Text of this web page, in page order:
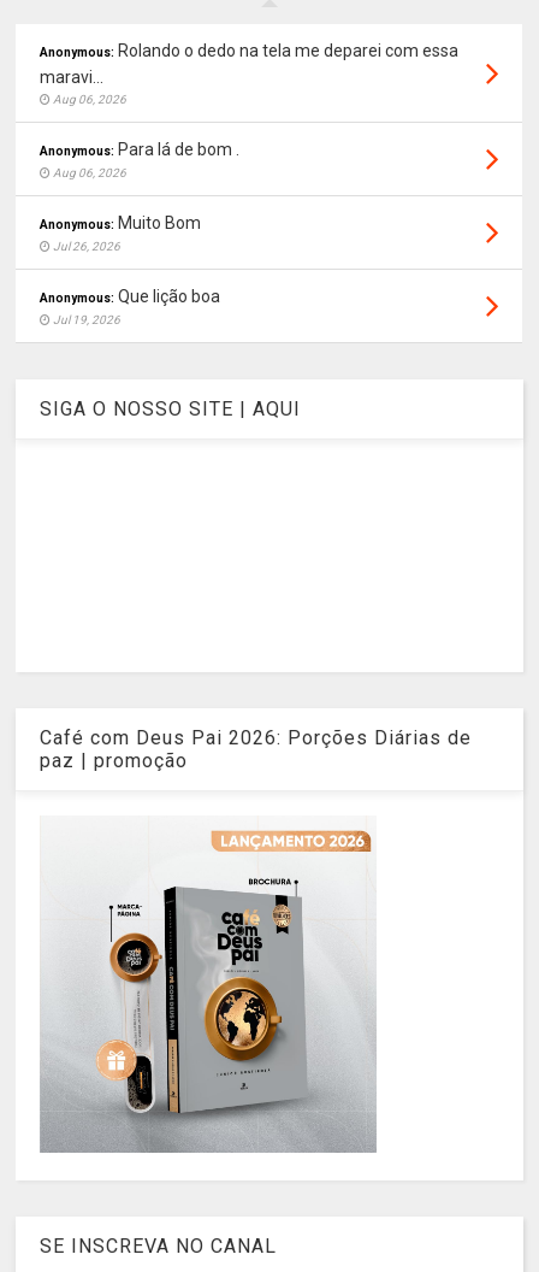
Anonymous: Rolando o dedo na tela me deparei com essa
maravi...
Aug 06, 2026
Anonymous: Para lá de bom .
Aug 06, 2026
Anonymous: Muito Bom
Jul 26, 2026
Anonymous: Que lição boa
Jul 19, 2026
SIGA O NOSSO SITE | AQUI
Café com Deus Pai 2026: Porções Diárias de
paz | promoção
SE INSCREVA NO CANAL